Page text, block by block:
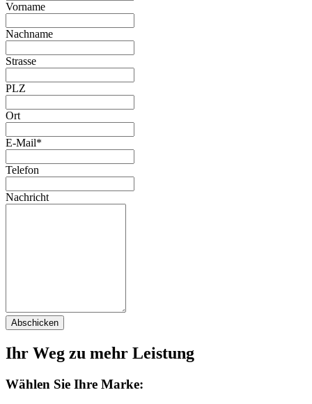
Vorname
Nachname
Strasse
PLZ
Ort
E-Mail*
Telefon
Nachricht
Abschicken
Ihr Weg zu mehr Leistung
Wählen Sie Ihre Marke: